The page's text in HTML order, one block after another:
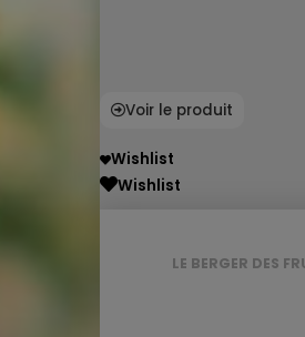
Voir le produit
Wishlist
Wishlist
LE BERGER DES